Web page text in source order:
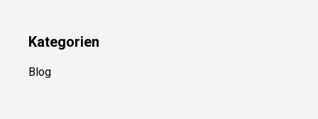
Kategorien
Blog